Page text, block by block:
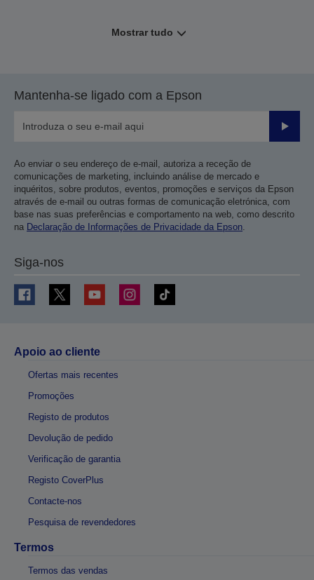
Mostrar tudo
Mantenha-se ligado com a Epson
Enviar
Ao enviar o seu endereço de e-mail, autoriza a receção de
comunicações de marketing, incluindo análise de mercado e
inquéritos, sobre produtos, eventos, promoções e serviços da Epson
através de e-mail ou outras formas de comunicação eletrónica, com
base nas suas preferências e comportamento na web, como descrito
na Declaração de Informações de Privacidade da Epson
Siga-nos
Apoio ao cliente
Ofertas mais recentes
Promoções
Registo de produtos
Devolução de pedido
Verificação de garantia
Registo CoverPlus
Contacte-nos
Pesquisa de revendedores
Termos
Termos das vendas